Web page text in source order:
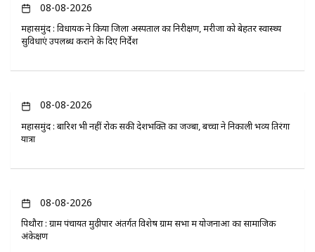
08-08-2026
महासमुंद : विधायक ने किया जिला अस्पताल का निरीक्षण, मरीजों को बेहतर स्वास्थ्य
सुविधाएं उपलब्ध कराने के दिए निर्देश
08-08-2026
महासमुंद : बारिश भी नहीं रोक सकी देशभक्ति का जज्बा, बच्चों ने निकाली भव्य तिरंगा
यात्रा
08-08-2026
पिथौरा : ग्राम पंचायत मुढ़ीपार अंतर्गत विशेष ग्राम सभा में योजनाओं का सामाजिक
अंकेक्षण